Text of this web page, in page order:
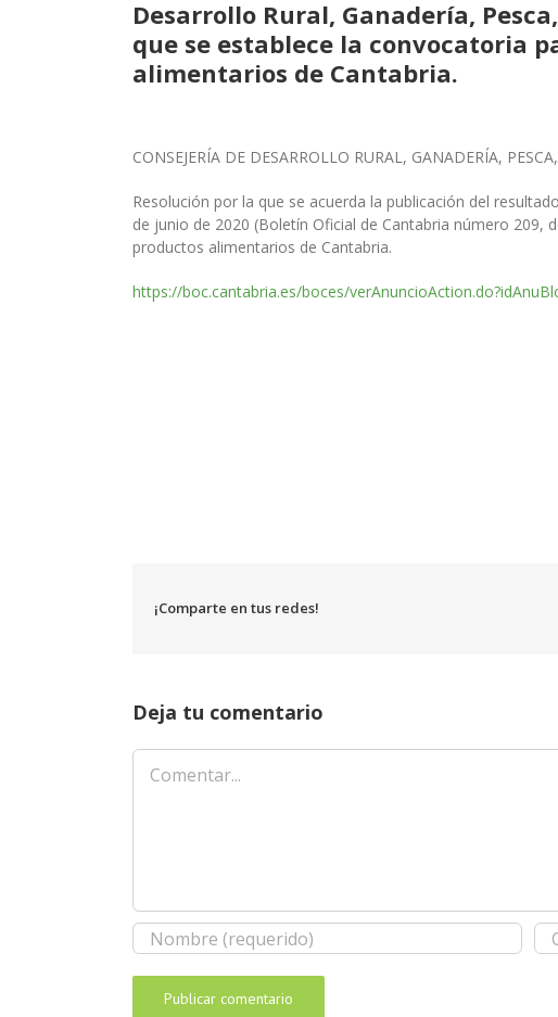
Desarrollo Rural, Ganadería,
que se establece la convocatoria
alimentarios de Cantabria.
CONSEJERÍA DE DESARROLLO RURAL, GANADERÍA,
Resolución por la que se acuerda la publicación del
de junio de 2020 (Boletín Oficial de Cantabria número 209,
productos alimentarios de Cantabria.
https://boc.cantabria.es/boces/
¡Comparte en tus redes!
Deja tu comentario
Comentar